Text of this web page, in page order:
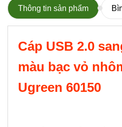
Thông tin sản phẩm
Cáp USB 2.0
màu bạc vỏ
Ugreen 60150